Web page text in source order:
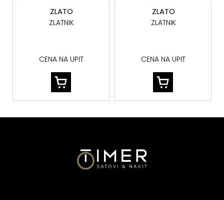
ZLATO
ZLATNIK
CENA NA UPIT
ZLATO
ZLATNIK
CENA NA UPIT